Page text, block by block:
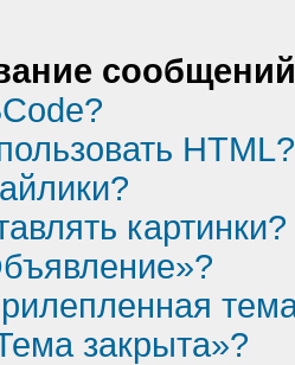
HTML?
картинки?
закрыта»?